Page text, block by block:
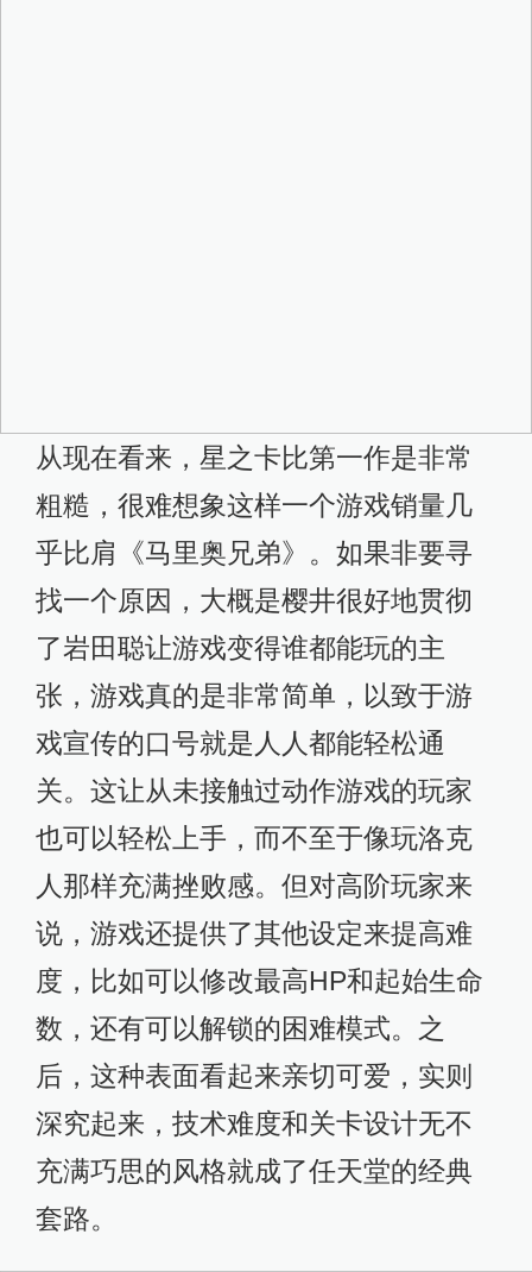
从现在看来，星之卡比第一作是非常
粗糙，很难想象这样一个游戏销量几
乎比肩《马里奥兄弟》。如果非要寻
找一个原因，大概是樱井很好地贯彻
了岩田聪让游戏变得谁都能玩的主
张，游戏真的是非常简单，以致于游
戏宣传的口号就是人人都能轻松通
关。这让从未接触过动作游戏的玩家
也可以轻松上手，而不至于像玩洛克
人那样充满挫败感。但对高阶玩家来
说，游戏还提供了其他设定来提高难
度，比如可以修改最高HP和起始生命
数，还有可以解锁的困难模式。之
后，这种表面看起来亲切可爱，实则
深究起来，技术难度和关卡设计无不
充满巧思的风格就成了任天堂的经典
套路。